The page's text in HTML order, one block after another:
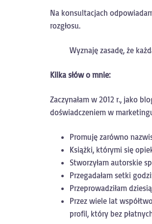
Na konsultacjach
rozgłosu.
Wyznaję zasadę, że
Kilka słów o mnie:
Zaczynałam w 2012 r., jako
doświadczeniem w
Promuję zarówno
Książki, którymi się
Stworzyłam autorskie
Przegadałam setki
Przeprowadziłam
Przez wiele lat
profil, który bez